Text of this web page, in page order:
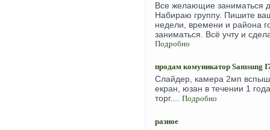
Все желающие заниматься
Набираю группу. Пишите
недели, времени и района
заниматься. Всё учту и
Подробно
продам комуникатор Samsung
Слайдер, камера 2мп
екран, юзан в течении 1
торг.... Подробно
разное